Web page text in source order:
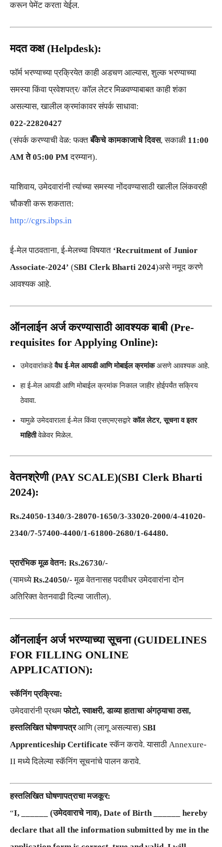
करून पेमेंट करता येईल.
मदत कक्ष (Helpdesk):
फॉर्म भरण्याच्या प्रक्रियेत काही अडचण आल्यास, शुल्क भरण्याच्या
समस्या किंवा प्रवेशपत्र/ कॉल लेटर मिळवण्याबाबत काही शंका
असल्यास, खालील क्रमांकावर संपर्क साधावा:
022-22820427
(संपर्क करण्याची वेळ: फक्तबँकेचे कामकाजाचे दिवस, सकाळी 11:00
AM ते 05:00 PMदरम्यान).
याशिवाय, उमेदवारांनी त्यांच्या समस्या नोंदवण्यासाठी खालील लिंकवरही
चौकशी करू शकतात:
http://cgrs.ibps.in
ई-मेल पाठवताना, ई-मेलच्या विषयात ‘Recruitment of Junior
Associate-2024’ (SBI Clerk Bharti 2024)असे नमूद करणे
आवश्यक आहे.
ऑनलाईन अर्ज करण्यासाठी आवश्यक बाबी (Pre-
requisites for Applying Online):
उमेदवारांकडेवैध ई-मेल आयडी आणि मोबाईल क्रमांकअसणे आवश्यक आहे.
हा ई-मेल आयडी आणि मोबाईल क्रमांक निकाल जाहीर होईपर्यंत सक्रिय
ठेवावा.
यामुळे उमेदवाराला ई-मेल किंवा एसएमएसद्वारेकॉल लेटर, सूचना व इतर
माहितीवेळेवर मिळेल.
वेतनश्रेणी (PAY SCALE)(SBI Clerk Bharti
2024):
Rs.24050-1340/3-28070-1650/3-33020-2000/4-41020-
2340/7-57400-4400/1-61800-2680/1-64480.
प्रारंभिक मूळ वेतन: Rs.26730/-
(यामध्येRs.24050/- मूळ वेतनासह पदवीधर उमेदवारांना दोन
अतिरिक्त वेतनवाढी दिल्या जातील).
ऑनलाईन अर्ज भरण्याच्या सूचना (GUIDELINES
FOR FILLING ONLINE
APPLICATION):
स्कॅनिंग प्रक्रिया:
उमेदवारांनी प्रथमफोटो, स्वाक्षरी, डाव्या हाताचा अंगठ्याचा ठसा,
हस्तलिखित घोषणापत्रआणि (लागू असल्यास) SBI
Apprenticeship Certificate स्कॅन करावे. यासाठी Annexure-
II मध्ये दिलेल्या स्कॅनिंग सूचनांचे पालन करावे.
हस्तलिखित घोषणापत्राचा मजकूर:
“I, ______ (उमेदवाराचे नाव), Date of Birth ______ hereby
declare that all the information submitted by me in the